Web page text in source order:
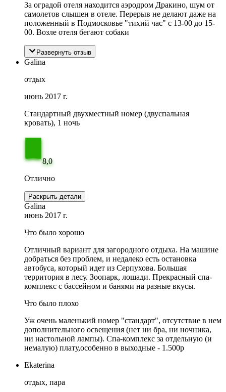
За оградой отеля находится аэродром Дракино, шум от
самолетов слышен в отеле. Перерыв не делают даже на
положенный в Подмосковье "тихий час" с 13-00 до 15-
00. Возле отеля бегают собаки
Развернуть отзыв
Galina
отдых
июнь 2017 г.
Стандартный двухместный номер (двуспальная
кровать), 1 ночь
8,0
Отлично
Раскрыть детали
Galina
июнь 2017 г.
Что было хорошо
Отличный вариант для загородного отдыха. На машине
добраться без проблем, и недалеко есть остановка
автобуса, который идет из Серпухова. Большая
территория в лесу. Зоопарк, лошади. Прекрасный спа-
комплекс с бассейном и банями на разные вкусы.
Что было плохо
Уж очень маленький номер "стандарт", отсутствие в нем
дополнительного освещения (нет ни бра, ни ночника,
ни настольной лампы). Спа-комплекс за отдельную (и
немалую) плату,особенно в выходные - 1.500р
Ekaterina
отдых, пара